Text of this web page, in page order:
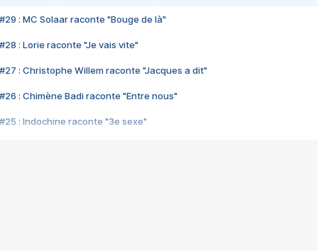
#29 : MC Solaar raconte "Bouge de là"
#28 : Lorie raconte "Je vais vite"
#27 : Christophe Willem raconte "Jacques a dit"
#26 : Chimène Badi raconte "Entre nous"
#25 : Indochine raconte "3e sexe"